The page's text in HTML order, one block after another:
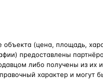
объекта (цена, площадь,
предоставлены
либо получены из их
характер и могут